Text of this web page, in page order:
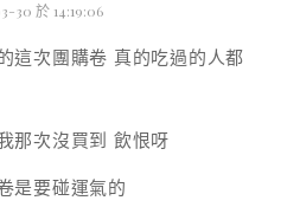
30 於 14:19:06
這次團購卷 真的吃過的人都
那次沒買到 飲恨呀
是要碰運氣的